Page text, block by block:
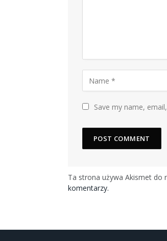
Save my name,
Ta strona używa Akismet do
komentarzy.